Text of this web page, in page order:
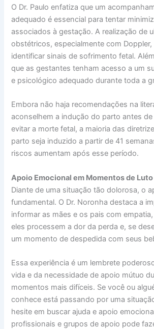
O Dr. Paulo enfatiza que um
adequado é essencial para tentar
associados à gestação. A realização de
obstétricos, especialmente com Doppler,
identificar sinais de sofrimento fetal.
que as gestantes tenham acesso a um
e psicológico adequado durante toda a
Embora não haja recomendações na
aconselhem a indução do parto antes
evitar a morte fetal, a maioria das
parto seja induzido a partir de 41
riscos aumentam após esse período.
Apoio Emocional em Momentos de Luto
Diante de uma situação tão dolorosa, o
fundamental. O Dr. Noronha destaca a
informar as mães e os pais com
eles processem a dor da perda e, se
um momento de despedida com seus
Essa experiência é um lembrete
vida e da necessidade de apoio mútuo
momentos mais difíceis. Se você ou
conhece está passando por uma
hesite em buscar ajuda e apoio
profissionais e grupos de apoio pode